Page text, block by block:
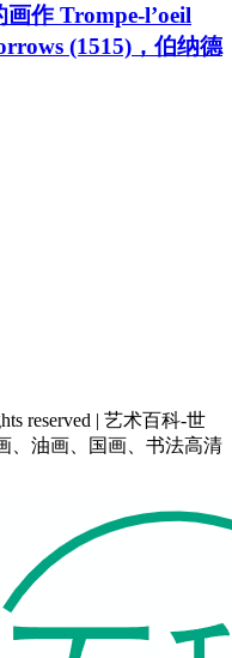
作 Trompe-l’oeil
(1515)，伯纳德
reserved | 艺术百科-世
、油画、国画、书法高清